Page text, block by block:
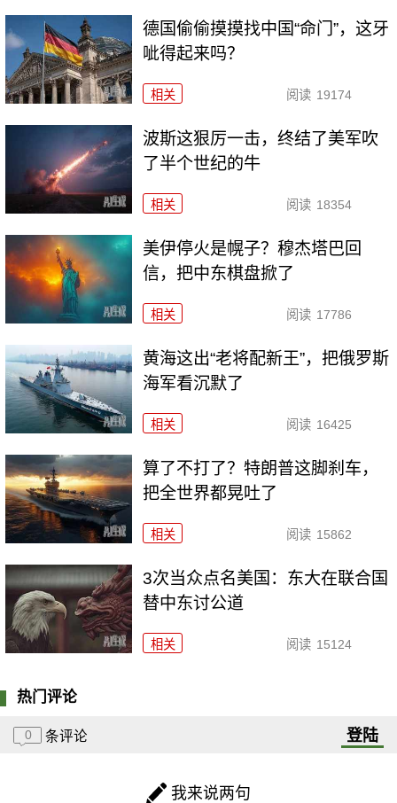
德国偷偷摸摸找中国“命门”，这牙
呲得起来吗？
相关 阅读 19174
波斯这狠厉一击，终结了美军吹
了半个世纪的牛
相关 阅读 18354
美伊停火是幌子？穆杰塔巴回
信，把中东棋盘掀了
相关 阅读 17786
黄海这出“老将配新王”，把俄罗斯
海军看沉默了
相关 阅读 16425
算了不打了？特朗普这脚刹车，
把全世界都晃吐了
相关 阅读 15862
3次当众点名美国：东大在联合国
替中东讨公道
相关 阅读 15124
热门评论
0 条评论 登陆
我来说两句